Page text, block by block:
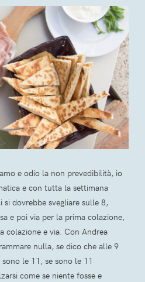
e odio la non prevedibilità, io
e con tutta la settimana
si dovrebbe svegliare sulle 8,
e poi via per la prima colazione,
colazione e via. Con Andrea
nulla, se dico che alle 9
le 11, se sono le 11
come se niente fosse e